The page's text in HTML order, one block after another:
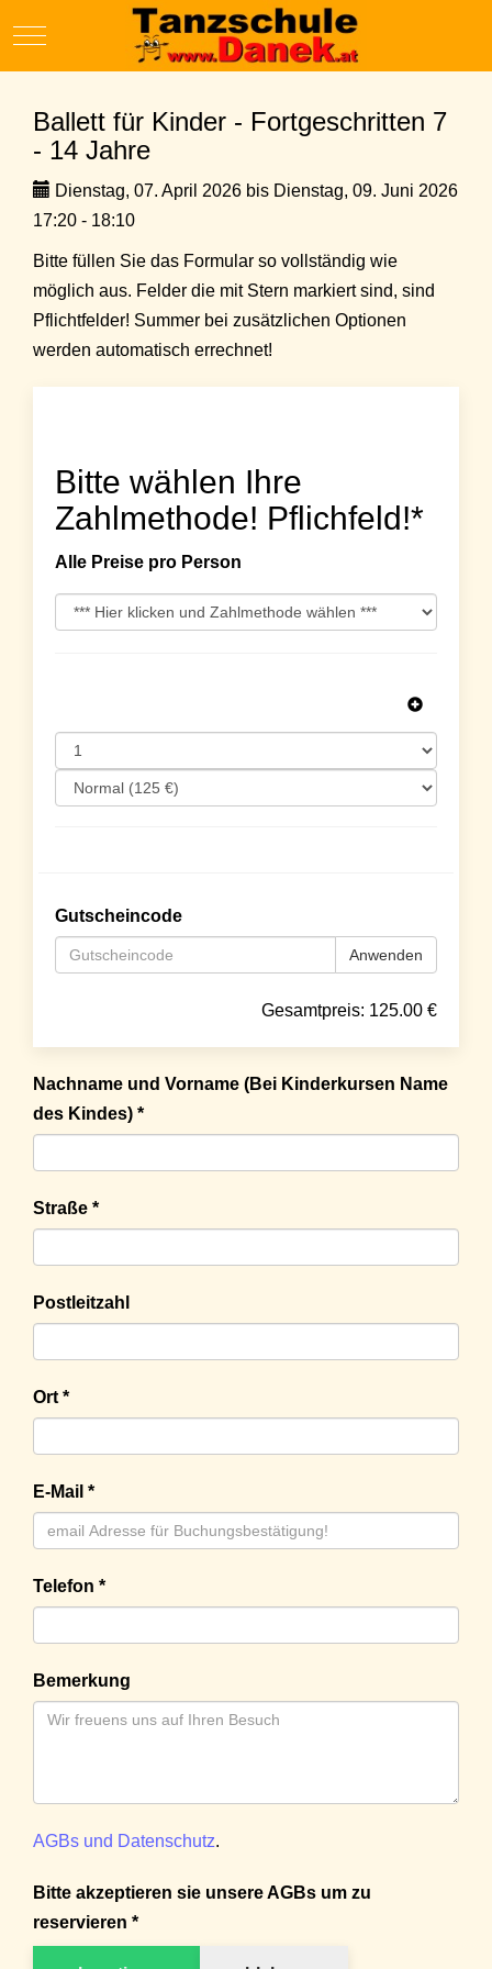
Mobile Menu Toggle
Ballett für Kinder - Fortgeschritten 7
- 14 Jahre
Dienstag, 07. April 2026 bis Dienstag, 09. Juni 2026
17:20 - 18:10
Bitte füllen Sie das Formular so vollständig wie
möglich aus. Felder die mit Stern markiert sind, sind
Pflichtfelder! Summer bei zusätzlichen Optionen
werden automatisch errechnet!
Bitte wählen Ihre
Zahlmethode! Pflichfeld!*
Alle Preise pro Person
Gutscheincode
Anwenden
Gesamtpreis: 125.00 €
Nachname und Vorname (Bei Kinderkursen Name
des Kindes) *
Straße *
Postleitzahl
Ort *
E-Mail *
Telefon *
Bemerkung
AGBs und Datenschutz.
Bitte akzeptieren sie unsere AGBs um zu
reservieren *